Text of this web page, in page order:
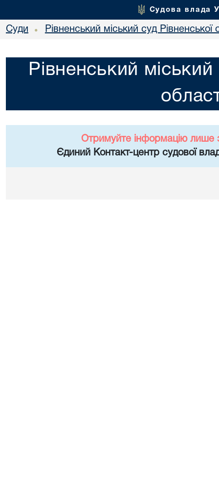
Судова влада
Суди • Рівненський міський суд Рівненської
Рівненський міський
Отримуйте інформацію лише
Єдиний Контакт-центр судової